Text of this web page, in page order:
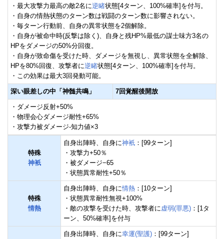
・最大攻撃力最高の敵2名に逆睹状態[4ターン、100%確率]を付与。
・自身の情熱状態のターン数は戦闘のターン数に影響されない。
・毎ターン行動前、自身の異常状態を2個解除。
・自身が被命中時(反撃は除く)、自身と残HP%最低の謀士味方3名の
HPをダメージの50%分回復。
・自身が致命傷を受けた時、ダメージを無視し、異常状態を全解除、
HPを80%回復、攻撃者に逆睹状態[4ターン、100%確率]を付与。
・この効果は最大3回発動可能。
深い眼差しの中「神髄共鳴」 7回覚醒後開放
・ダメージ反射+50%
・物理会心ダメージ耐性+65%
・攻撃力被ダメージ-知力値×3
特殊
神衹
自身出陣時、自身に神衹 ：[99ターン]
・攻撃力+50％
・被ダメージ−65
・状態異常耐性+50％
特殊
情熱
自身出陣時、自身に情熱 ：[10ターン]
・状態異常耐性無視+100%
・敵の攻撃を受けた時、攻撃者に虚弱(罪悪) ：[1タ
ーン、50%確率]を付与
自身出陣時、自身に幸運(聖護) ：[99ターン]